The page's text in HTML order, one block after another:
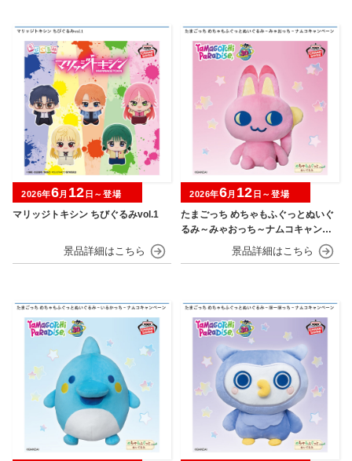
マリッジトキシン ちびぐるみvol.1
2026年6月 12 日～登場
たまごっち めちゃもふぐっとぬいぐ
るみ～みゃおっち～ナムコキャンペ
2026年6月 12 日～登場